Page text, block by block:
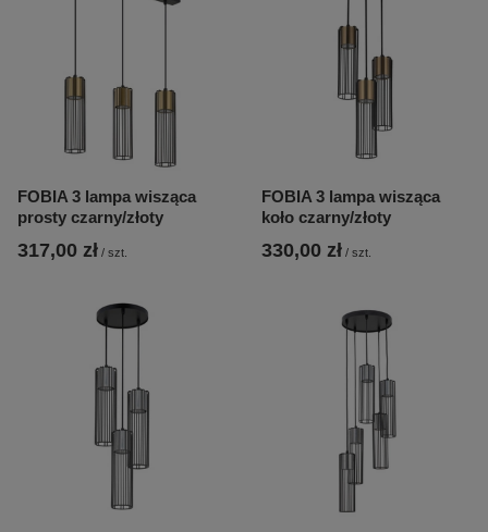
FOBIA 3 lampa wisząca
prosty czarny/złoty
317,00 zł / szt.
FOBIA 3 lampa wisząca
koło czarny/złoty
330,00 zł / szt.